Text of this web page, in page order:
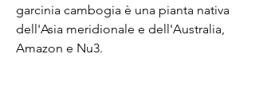
garcinia cambogia è una pianta nativa
dell'Asia meridionale e dell'Australia,
Amazon e Nu3.